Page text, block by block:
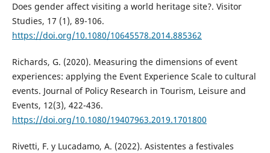
Does gender affect visiting a world heritage site?. Visitor
Studies, 17 (1), 89-106.
https://doi.org/10.1080/10645578.2014.885362
Richards, G. (2020). Measuring the dimensions of event
experiences: applying the Event Experience Scale to cultural
events. Journal of Policy Research in Tourism, Leisure and
Events, 12(3), 422-436.
https://doi.org/10.1080/19407963.2019.1701800
Rivetti, F. y Lucadamo, A. (2022). Asistentes a festivales